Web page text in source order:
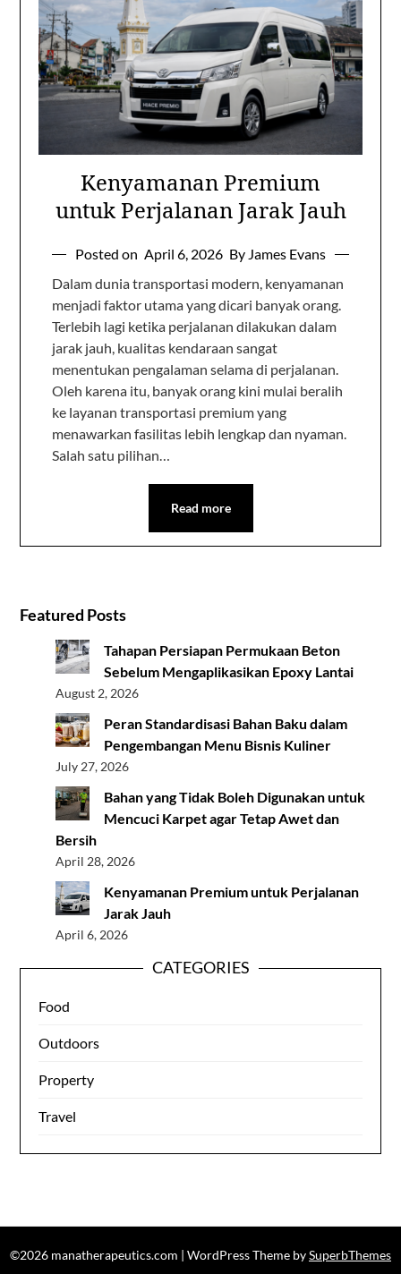
Kenyamanan Premium
untuk Perjalanan Jarak Jauh
Posted on April 6, 2026 By James Evans
Dalam dunia transportasi modern, kenyamanan
menjadi faktor utama yang dicari banyak orang.
Terlebih lagi ketika perjalanan dilakukan dalam
jarak jauh, kualitas kendaraan sangat
menentukan pengalaman selama di perjalanan.
Oleh karena itu, banyak orang kini mulai beralih
ke layanan transportasi premium yang
menawarkan fasilitas lebih lengkap dan nyaman.
Salah satu pilihan…
Read more
Featured Posts
Tahapan Persiapan Permukaan Beton
Sebelum Mengaplikasikan Epoxy Lantai
August 2, 2026
Peran Standardisasi Bahan Baku dalam
Pengembangan Menu Bisnis Kuliner
July 27, 2026
Bahan yang Tidak Boleh Digunakan untuk
Mencuci Karpet agar Tetap Awet dan
Bersih
April 28, 2026
Kenyamanan Premium untuk Perjalanan
Jarak Jauh
April 6, 2026
CATEGORIES
Food
Outdoors
Property
Travel
©2026 manatherapeutics.com | WordPress Theme bySuperbThemes